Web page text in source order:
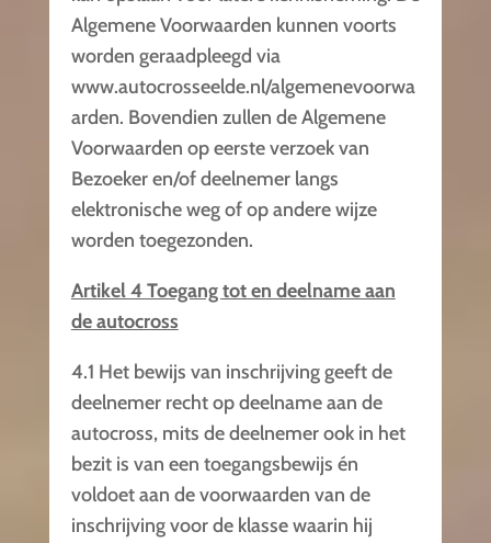
Algemene Voorwaarden kunnen voorts
worden geraadpleegd via
www.autocrosseelde.nl/algemenevoorwa
arden. Bovendien zullen de Algemene
Voorwaarden op eerste verzoek van
Bezoeker en/of deelnemer langs
elektronische weg of op andere wijze
worden toegezonden.
Artikel 4 Toegang tot en deelname aan
de autocross
4.1 Het bewijs van inschrijving geeft de
deelnemer recht op deelname aan de
autocross, mits de deelnemer ook in het
bezit is van een toegangsbewijs én
voldoet aan de voorwaarden van de
inschrijving voor de klasse waarin hij